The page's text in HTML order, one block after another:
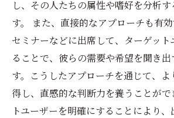
し、その人たちの属性や嗜好を分析
す。 また、直接的なアプローチも有
セミナーなどに出席して、ターゲッ
ることで、彼らの需要や希望を聞き
す。こうしたアプローチを通じて、
得し、直感的な判断力を養うことがで
トユーザーを明確にすることにより